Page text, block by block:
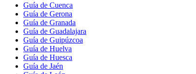
Guía de Cuenca
Guía de Gerona
Guía de Granada
Guía de Guadalajara
Guía de Guipúzcoa
Guía de Huelva
Guía de Huesca
Guía de Jaén